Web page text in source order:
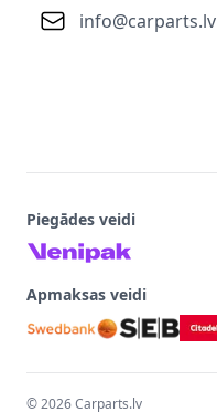
info@carparts.lv
Piegādes veidi
Apmaksas veidi
©2026Carparts.lv